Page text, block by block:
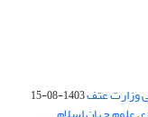
وزارت عتف1403-08-15